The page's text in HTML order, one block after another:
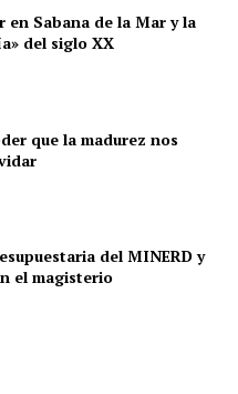
en Sabana de la Mar y la
del siglo XX
que la madurez nos
del MINERD y
el magisterio